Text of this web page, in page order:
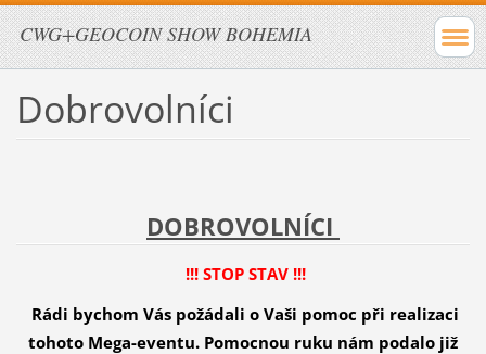
CWG+GEOCOIN SHOW BOHEMIA
Dobrovolníci
DOBROVOLNÍCI
!!! STOP STAV !!!
Rádi bychom Vás požádali o Vaši pomoc při realizaci
tohoto Mega-eventu. Pomocnou ruku nám podalo již